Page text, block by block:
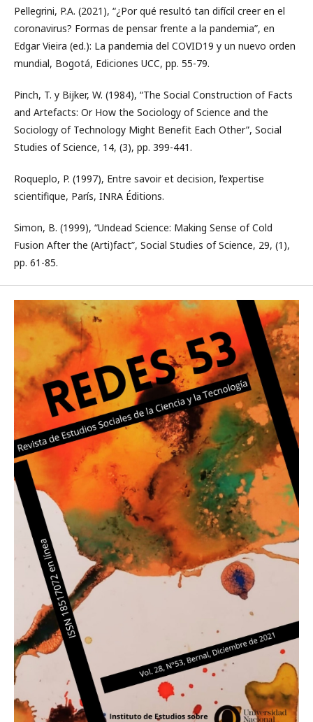
Pellegrini, P.A. (2021), “¿Por qué resultó tan difícil creer en el
coronavirus? Formas de pensar frente a la pandemia”, en
Edgar Vieira (ed.): La pandemia del COVID19 y un nuevo orden
mundial, Bogotá, Ediciones UCC, pp. 55-79.
Pinch, T. y Bijker, W. (1984), “The Social Construction of Facts
and Artefacts: Or How the Sociology of Science and the
Sociology of Technology Might Benefit Each Other”, Social
Studies of Science, 14, (3), pp. 399-441.
Roqueplo, P. (1997), Entre savoir et decision, l’expertise
scientifique, París, INRA Éditions.
Simon, B. (1999), “Undead Science: Making Sense of Cold
Fusion After the (Arti)fact”, Social Studies of Science, 29, (1),
pp. 61-85.